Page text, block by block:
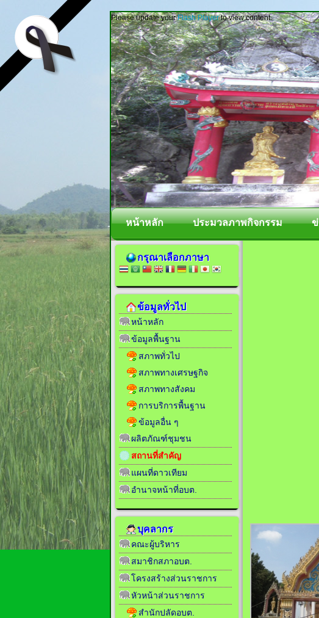
Please update yourFlash Playerto view content.
หน้าหลัก ประมวลภาพกิจกรรม
กรุณาเลือกภาษา
ข้อมูลทั่วไป
หน้าหลัก
ข้อมูลพื้นฐาน
สภาพทั่วไป
สภาพทางเศรษฐกิจ
สภาพทางสังคม
การบริการพื้นฐาน
ข้อมูลอื่น ๆ
ผลิตภัณฑ์ชุมชน
สถานที่สำคัญ
แผนที่ดาวเทียม
อำนาจหน้าที่อบต.
บุคลากร
คณะผู้บริหาร
สมาชิกสภาอบต.
โครงสร้างส่วนราชการ
หัวหน้าส่วนราชการ
สำนักปลัดอบต.